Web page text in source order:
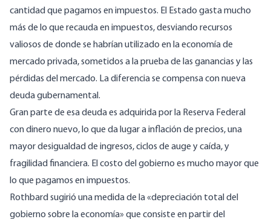
cantidad que pagamos en impuestos. El Estado gasta mucho
más de lo que recauda en impuestos, desviando recursos
valiosos de donde se habrían utilizado en la economía de
mercado privada, sometidos a la prueba de las ganancias y las
pérdidas del mercado. La diferencia se compensa con nueva
deuda gubernamental.
Gran parte de esa deuda es adquirida por la Reserva Federal
con dinero nuevo, lo que da lugar a inflación de precios, una
mayor desigualdad de ingresos, ciclos de auge y caída, y
fragilidad financiera. El costo del gobierno es mucho mayor que
lo que pagamos en impuestos.
Rothbard sugirió una medida de la «depreciación total del
gobierno sobre la economía» que consiste en partir del